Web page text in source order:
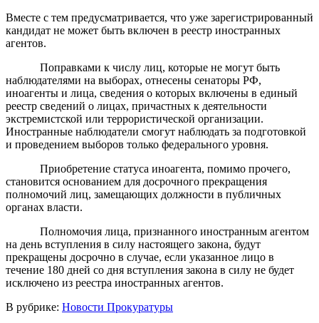
Вместе с тем предусматривается, что уже зарегистрированный
кандидат не может быть включен в реестр иностранных
агентов.
Поправками к числу лиц, которые не могут быть
наблюдателями на выборах, отнесены сенаторы РФ,
иноагенты и лица, сведения о которых включены в единый
реестр сведений о лицах, причастных к деятельности
экстремистской или террористической организации.
Иностранные наблюдатели смогут наблюдать за подготовкой
и проведением выборов только федерального уровня.
Приобретение статуса иноагента, помимо прочего,
становится основанием для досрочного прекращения
полномочий лиц, замещающих должности в публичных
органах власти.
Полномочия лица, признанного иностранным агентом
на день вступления в силу настоящего закона, будут
прекращены досрочно в случае, если указанное лицо в
течение 180 дней со дня вступления закона в силу не будет
исключено из реестра иностранных агентов.
В рубрике: Новости Прокуратуры